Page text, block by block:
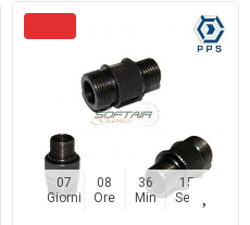
07
Giorni
08
Ore
36
Min
14
Sec